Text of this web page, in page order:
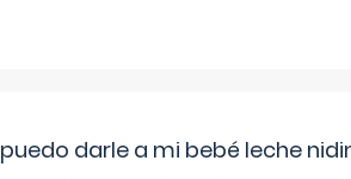
puedo darle a mi bebé leche